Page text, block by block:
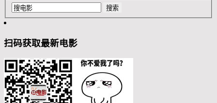
扫码获取最新电影